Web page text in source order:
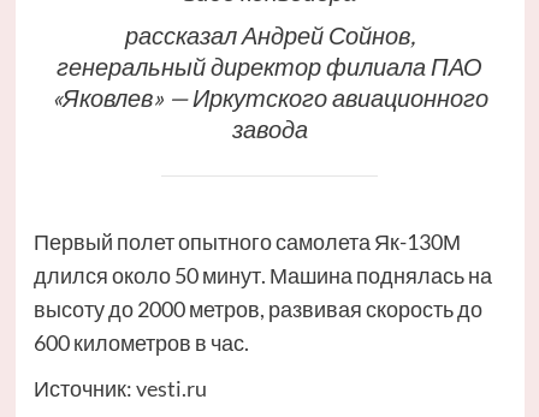
рассказал Андрей Сойнов,
генеральный директор филиала ПАО
«Яковлев» — Иркутского авиационного
завода
Первый полет опытного самолета Як-130М
длился около 50 минут. Машина поднялась на
высоту до 2000 метров, развивая скорость до
600 километров в час.
Источник:vesti.ru